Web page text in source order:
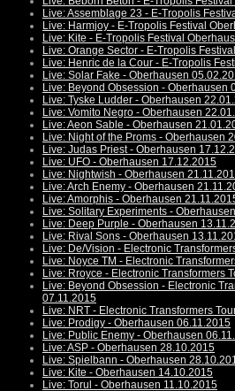
Live: Assemblage 23 - E-Tropolis
Live: Harmjoy - E-Tropolis Festival
Live: Kite - E-Tropolis Festival
Live: Orange Sector - E-Tropolis
Live: Henric de la Cour - E-Tropolis
Live: Solar Fake - Oberhausen
Live: Beyond Obsession - Oberhausen
Live: Tyske Ludder - Oberhausen
Live: Vomito Negro - Oberhausen
Live: Aeon Sable - Oberhausen
Live: Night of the Proms - Oberhausen
Live: Judas Priest - Oberhausen
Live: UFO - Oberhausen 17.12.2015
Live: Nightwish - Oberhausen
Live: Arch Enemy - Oberhausen
Live: Amorphis - Oberhausen
Live: Solitary Experiments -
Live: Deep Purple - Oberhausen
Live: Rival Sons - Oberhausen
Live: De/Vision - Electronic
Live: Noyce TM - Electronic
Live: Rroyce - Electronic Transformers
Live: Beyond Obsession - Electronic
07.11.2015
Live: NRT - Electronic Transformers
Live: Prodigy - Oberhausen 06.11.2015
Live: Public Enemy - Oberhausen
Live: ASP - Oberhausen 28.10.2015
Live: Spielbann - Oberhausen
Live: Kite - Oberhausen 14.10.2015
Live: Torul - Oberhausen 11.10.2015